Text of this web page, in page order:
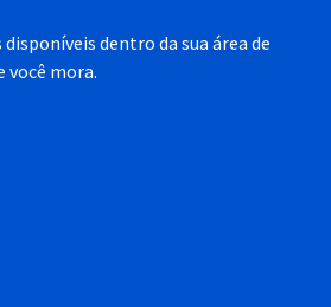
dentro da sua área de
você mora.